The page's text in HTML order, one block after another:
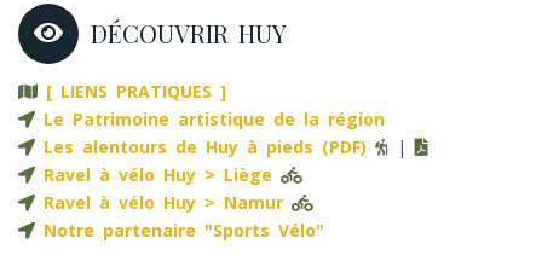
DÉCOUVRIR HUY
[ LIENS PRATIQUES ]
Le Patrimoine artistique de la région
Les alentours de Huy à pieds (PDF)
|
Ravel à vélo Huy > Liège
Ravel à vélo Huy > Namur
Notre partenaire "Sports Vélo"